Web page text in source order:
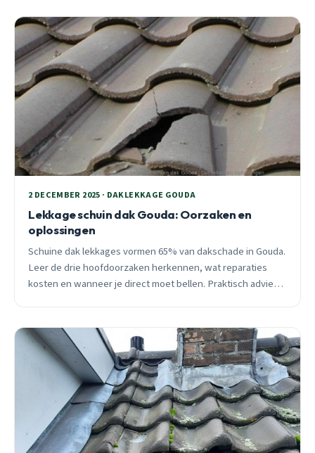
2 DECEMBER 2025 · DAKLEKKAGE GOUDA
Lekkage schuin dak Gouda: Oorzaken en
oplossingen
Schuine dak lekkages vormen 65% van dakschade in Gouda.
Leer de drie hoofdoorzaken herkennen, wat reparaties
kosten en wanneer je direct moet bellen. Praktisch advies